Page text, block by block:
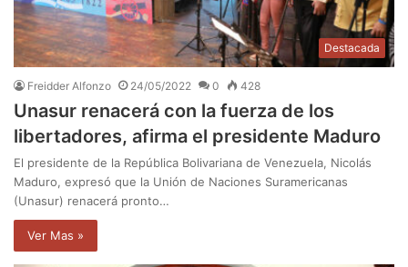
Destacada
Freidder Alfonzo 24/05/2022 0 428
Unasur renacerá con la fuerza de los
libertadores, afirma el presidente Maduro
El presidente de la República Bolivariana de Venezuela, Nicolás
Maduro, expresó que la Unión de Naciones Suramericanas
(Unasur) renacerá pronto…
Ver Mas »